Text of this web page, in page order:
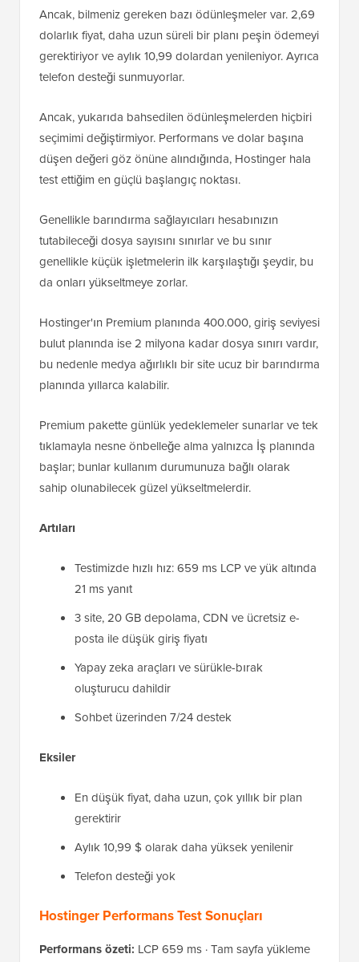
Ancak, bilmeniz gereken bazı ödünleşmeler var. 2,69
dolarlık fiyat, daha uzun süreli bir planı peşin ödemeyi
gerektiriyor ve aylık 10,99 dolardan yenileniyor. Ayrıca
telefon desteği sunmuyorlar.
Ancak, yukarıda bahsedilen ödünleşmelerden hiçbiri
seçimimi değiştirmiyor. Performans ve dolar başına
düşen değeri göz önüne alındığında, Hostinger hala
test ettiğim en güçlü başlangıç noktası.
Genellikle barındırma sağlayıcıları hesabınızın
tutabileceği dosya sayısını sınırlar ve bu sınır
genellikle küçük işletmelerin ilk karşılaştığı şeydir, bu
da onları yükseltmeye zorlar.
Hostinger'ın Premium planında 400.000, giriş seviyesi
bulut planında ise 2 milyona kadar dosya sınırı vardır,
bu nedenle medya ağırlıklı bir site ucuz bir barındırma
planında yıllarca kalabilir.
Premium pakette günlük yedeklemeler sunarlar ve tek
tıklamayla nesne önbelleğe alma yalnızca İş planında
başlar; bunlar kullanım durumunuza bağlı olarak
sahip olunabilecek güzel yükseltmelerdir.
Artıları
Testimizde hızlı hız: 659 ms LCP ve yük altında
21 ms yanıt
3 site, 20 GB depolama, CDN ve ücretsiz e-
posta ile düşük giriş fiyatı
Yapay zeka araçları ve sürükle-bırak
oluşturucu dahildir
Sohbet üzerinden 7/24 destek
Eksiler
En düşük fiyat, daha uzun, çok yıllık bir plan
gerektirir
Aylık 10,99 $ olarak daha yüksek yenilenir
Telefon desteği yok
Hostinger Performans Test Sonuçları
Performans özeti: LCP 659 ms · Tam sayfa yükleme